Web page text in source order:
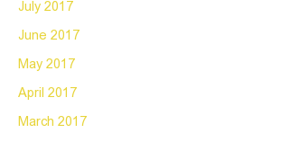
July 2017
June 2017
May 2017
April 2017
March 2017